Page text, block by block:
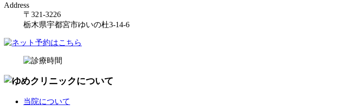
Address
〒321-3226
栃木県宇都宮市ゆいの杜3-14-6
当院について